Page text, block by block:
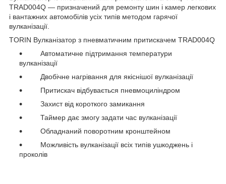
TRAD004Q — призначений для ремонту шин і камер легкових
і вантажних автомобілів усіх типів методом гарячої
вулканізації.
TORIN Вулканізатор з пневматичним притискачем TRAD004Q
Автоматичне підтримання температури
вулканізації
Двобічне нагрівання для якіснішої вулканізації
Притискач відбувається пневмоциліндром
Захист від короткого замикання
Таймер дає змогу задати час вулканізації
Обладнаний поворотним кронштейном
Можливість вулканізації всіх типів ушкоджень і
проколів